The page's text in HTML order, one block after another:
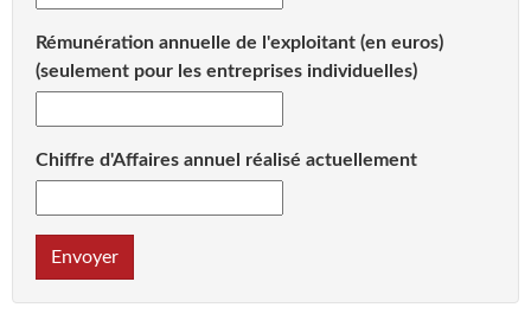
Rémunération annuelle de l'exploitant (en euros)
(seulement pour les entreprises individuelles)
Chiffre d'Affaires annuel réalisé actuellement
Envoyer